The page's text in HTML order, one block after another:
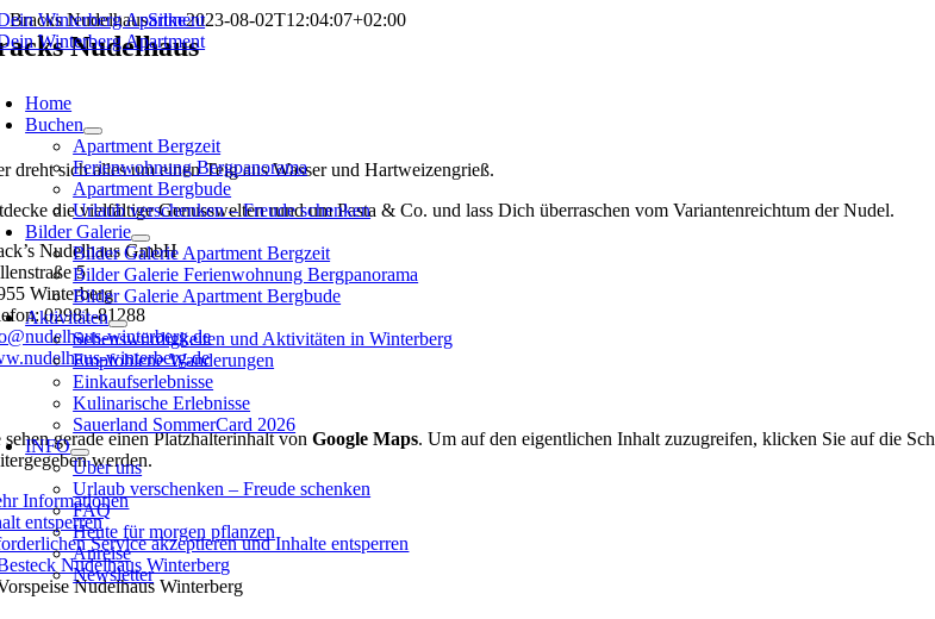
Zum
Inhalt
springen
Home
Buchen
Apartment Bergzeit
Ferienwohnung Bergpanorama
Apartment Bergbude
Urlaub verschenken – Freude schenken
Bilder Galerie
Bilder Galerie Apartment Bergzeit
Bilder Galerie Ferienwohnung Bergpanorama
Bilder Galerie Apartment Bergbude
Aktivitäten
Sehenswürdigkeiten und Aktivitäten in Winterberg
Empfohlene Wanderungen
Einkaufserlebnisse
Kulinarische Erlebnisse
Sauerland SommerCard 2026
INFO
Über uns
Urlaub verschenken – Freude schenken
FAQ
Heute für morgen pflanzen
Anreise
Newsletter
Bracks NudelhausSilke2023-08-02T12:04:07+02:00
Nudelhaus
dreht sich alles um einen Teig aus Wasser und Hartweizengrieß.
die vielfältige Genusswelten rund um Pasta & Co. und lass Dich überraschen vom Variantenreichtum der Nudel.
Nudelhaus GmbH
5
Winterberg
02981-81288
winterberg.de
winterberg.de
sehen gerade einen Platzhalterinhalt vonGoogle Maps. Um auf den eigentlichen Inhalt zuzugreifen, klicken Sie auf die
werden.
Informationen
entsperren
Service akzeptieren und Inhalte entsperren